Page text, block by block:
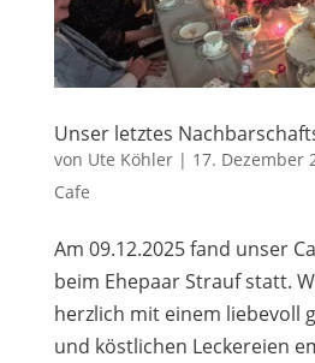
Unser letztes
von Ute Köhler| 17. Dezember
Cafe
Am 09.12.2025 fand unser
beim Ehepaar Strauf statt.
herzlich mit einem liebevoll
und köstlichen Leckereien